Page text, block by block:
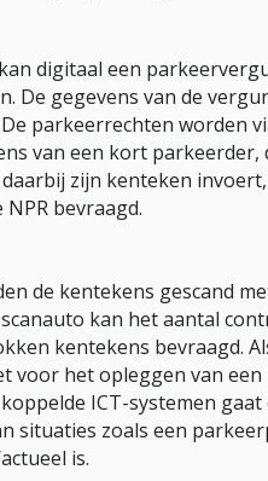
digitaal een
De gegevens van de
parkeerrechten worden
van een kort
zijn kenteken
bevraagd.
de kentekens gescand
kan het aantal
kentekens bevraagd.
voor het opleggen van
ICT-systemen
situaties zoals een
is.